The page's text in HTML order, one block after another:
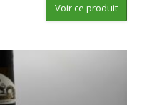
Voir ce produit